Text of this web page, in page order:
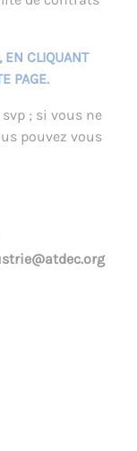
EN CLIQUANT
PAGE.
; si vous ne
pouvez vous